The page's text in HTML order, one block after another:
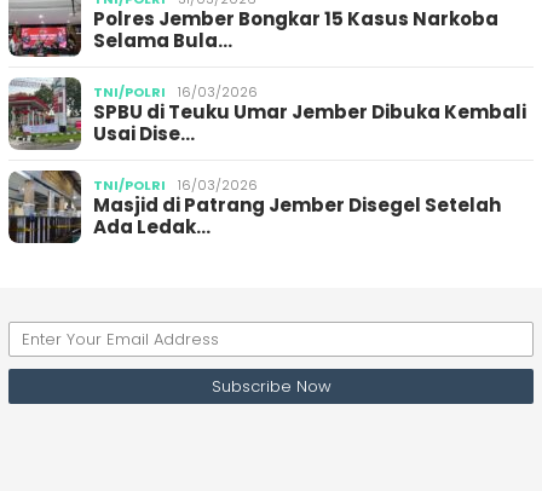
Polres Jember Bongkar 15 Kasus Narkoba
Selama Bula…
TNI/POLRI 16/03/2026
SPBU di Teuku Umar Jember Dibuka Kembali
Usai Dise…
TNI/POLRI 16/03/2026
Masjid di Patrang Jember Disegel Setelah
Ada Ledak…